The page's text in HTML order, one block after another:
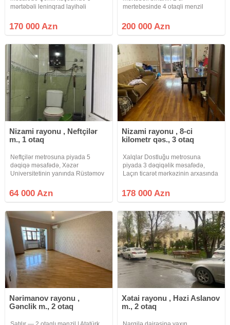
mərtəbəli leninqrad layihəli
yerləşən yaxşı təmirli 2 otaqlı
mənzil bütün əşyaları ilə birlikdə
170 000 Azn
mertebesinde 4 otaqli menzil
var.Real aliciya endirim olunacaq.
Qiymet 200 000 Azn
200 000 Azn
Nizami rayonu , Neftçilər
m., 1 otaq
Neftçilər metrosuna piyada 5
dəqiqə məsafədə, Xəzər
Universitetinin yanında Rüstəmov
mərtəbəli binanın 2-ci
mərtəbəsində yerləşən 1 otaqlı
kommunallar
64 000 Azn
Nizami rayonu , 8-ci
kilometr qəs., 3 otaq
Xalqlar Dostluğu metrosuna
piyada 3 dəqiqəlik məsafədə,
Laçın ticarət mərkəzinin arxasında
binanın 1-ci mərtəbəsində orta
blokda yerləşən 3 otaqlı təmirli
178 000 Azn
Nərimanov rayonu ,
Gənclik m., 2 otaq
Xətai rayonu , Həzi Aslanov
m., 2 otaq